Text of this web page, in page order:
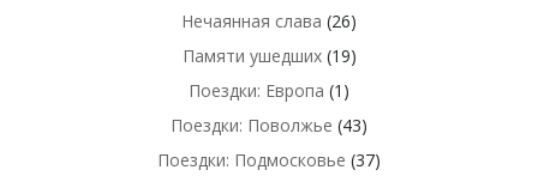
Нечаянная слава (26)
Памяти ушедших(19)
Поездки: Европа (1)
Поездки: Поволжье (43)
Поездки: Подмосковье (37)